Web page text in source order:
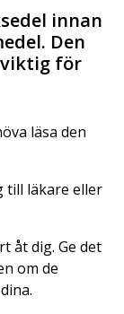
innan
Den
för
läsa den
till läkare eller
åt dig. Ge det
om de